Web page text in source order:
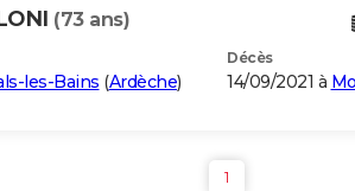
(73 ans)
les-Bains (Ardèche)
Décès
14/09/2021 à
1